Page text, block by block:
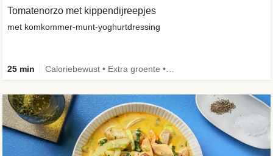
Tomatenorzo met kippendijreepjes
met komkommer-munt-yoghurtdressing
25 min